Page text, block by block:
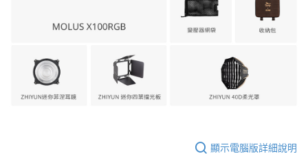
顯示電腦版詳細說明